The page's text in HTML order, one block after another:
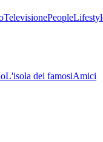
TelevisionePeople
L'isola dei famosiAmici